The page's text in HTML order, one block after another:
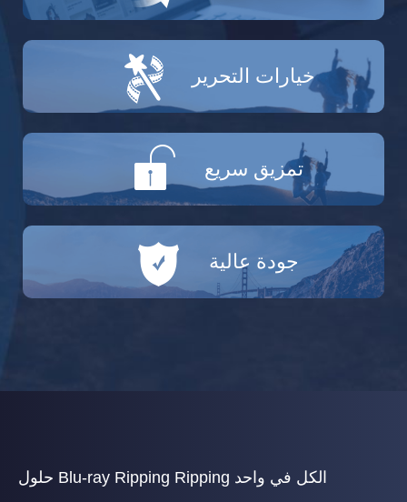
خيارات التحرير
تمزيق سريع
جودة عالية
حلول Blu-ray Ripping Ripping الكل في واحد